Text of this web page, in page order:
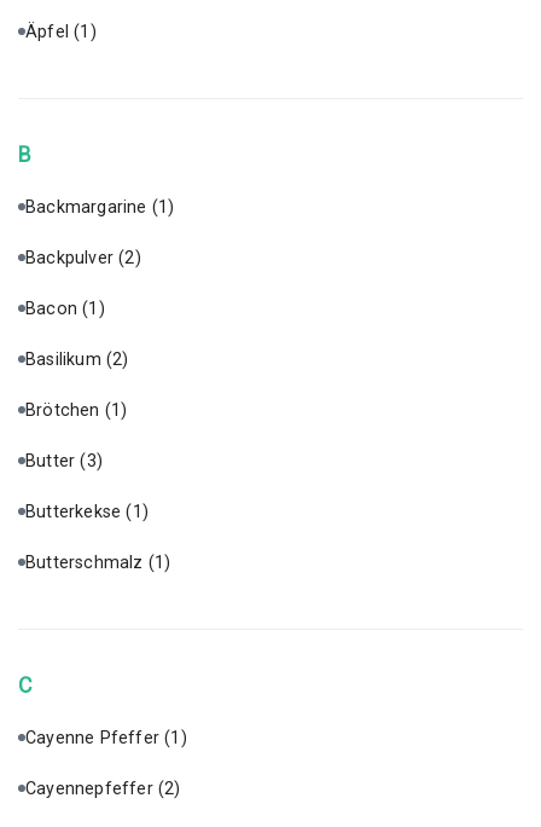
Äpfel(1)
B
Backmargarine (1)
Backpulver(2)
Bacon(1)
Basilikum (2)
Brötchen (1)
Butter(3)
Butterkekse(1)
Butterschmalz (1)
C
Cayenne Pfeffer(1)
Cayennepfeffer (2)